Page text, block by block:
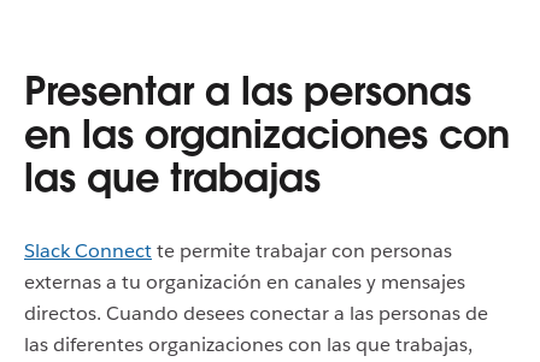
Presentar a las personas
en las organizaciones con
las que trabajas
Slack Connectte permite trabajar con personas
externas a tu organización en canales y mensajes
directos. Cuando desees conectar a las personas de
las diferentes organizaciones con las que trabajas,